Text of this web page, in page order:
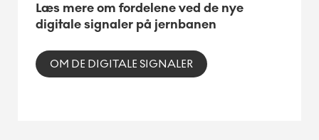
Læs mere om fordelene ved de nye
digitale signaler på jernbanen
OM DE DIGITALE SIGNALER